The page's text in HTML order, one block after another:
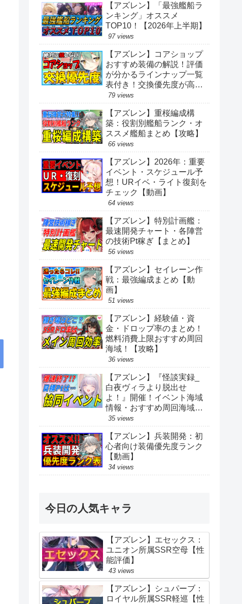
【アズレン】「最強艦船ラ
ンキング」オススメ
TOP10！【2026年上半期】
97 views
【アズレン】コアショップ
おすすめ装備の解説！評価
が分かるラインナップ一覧
表付き！交換優先度が高い
アイテムは？【アズールレ
79 views
【アズレン】重桜編成構
築：役割別艦船ランク・オ
ススメ艦船まとめ【攻略】
66 views
【アズレン】2026年：重要
イベント・スケジュール予
想！URイベ・ライト復刻を
チェック【動画】
64 views
【アズレン】特別計画艦：
最速開発チャート・各陣営
の技術Pt稼ぎ【まとめ】
56 views
【アズレン】セイレーン作
戦：最強編成まとめ【動
画】
51 views
【アズレン】経験値・資
金・ドロップ率のまとめ！
燃料消費上限おすすめ周回
海域！【攻略】
36 views
【アズレン】『怪談実録_
白夜ヴィラより脱出せ
よ！』開催！イベント海域
情報・おすすめ周回海域を
紹介！【イベント】
35 views
【アズレン】兵装開発：初
心者向け装備優先度ランク
【動画】
34 views
今日の人気キャラ
【アズレン】エセックス：
ユニオン所属SSR空母【性
能評価】
43 views
【アズレン】シュパーブ：
ロイヤル所属SSR軽巡【性